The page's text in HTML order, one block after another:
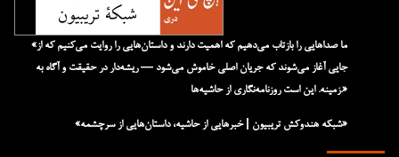
«ما صداهایی را بازتاب می‌دهیم که اهمیت دارند و داستان‌هایی را روایت می‌کنیم که از
جایی آغاز می‌شوند که جریان اصلی خاموش می‌شود — ریشه‌دار در حقیقت و آگاه به
زمینه. این است روزنامه‌نگاری از حاشیه‌ها.»
«شبکه هند‌و‌کش تریبیون | خبرهایی از حاشیه، داستان‌هایی از سرچشمه»